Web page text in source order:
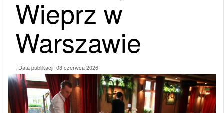
Wieprz w
Warszawie
, Data publikacji: 03 czerwca 2026